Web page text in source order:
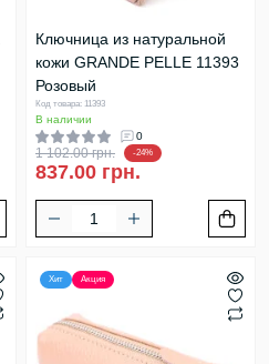
Ключница из натуральной
кожи GRANDE PELLE 11393
Розовый
Код товара: 11393
В наличии
0
1 102.00 грн. -24%
837.00 грн.
Хит Акция